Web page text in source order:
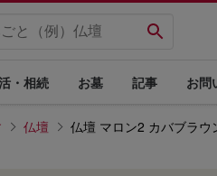
・相続 お墓 記事 お問
仏壇 仏壇 マロン2 カバブラウ